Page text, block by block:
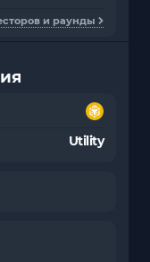
и раунды
Utility